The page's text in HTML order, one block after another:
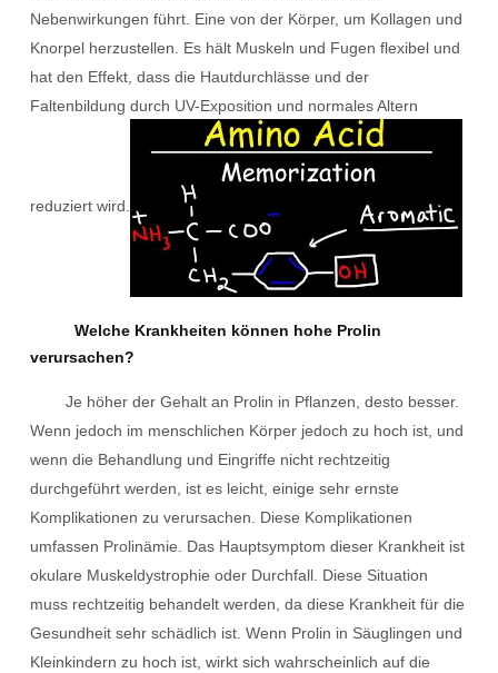
Nebenwirkungen führt. Eine von der Körper, um Kollagen und
Knorpel herzustellen. Es hält Muskeln und Fugen flexibel und
hat den Effekt, dass die Hautdurchlässe und der
Faltenbildung durch UV-Exposition und normales Altern
reduziert wird.
Welche Krankheiten können hohe Prolin
verursachen?
Je höher der Gehalt an Prolin in Pflanzen, desto besser.
Wenn jedoch im menschlichen Körper jedoch zu hoch ist, und
wenn die Behandlung und Eingriffe nicht rechtzeitig
durchgeführt werden, ist es leicht, einige sehr ernste
Komplikationen zu verursachen. Diese Komplikationen
umfassen Prolinämie. Das Hauptsymptom dieser Krankheit ist
okulare Muskeldystrophie oder Durchfall. Diese Situation
muss rechtzeitig behandelt werden, da diese Krankheit für die
Gesundheit sehr schädlich ist. Wenn Prolin in Säuglingen und
Kleinkindern zu hoch ist, wirkt sich wahrscheinlich auf die